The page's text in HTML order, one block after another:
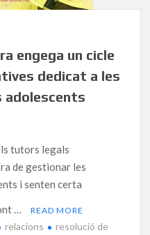
engega un cicle
dedicat a les
adolescents
tutors legals
de gestionar les
i senten certa
…
READ MORE
relacions
resolució de